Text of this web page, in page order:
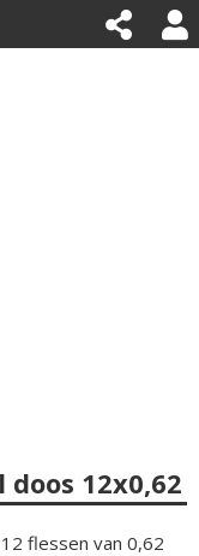
12x0,62
flessen van 0,62